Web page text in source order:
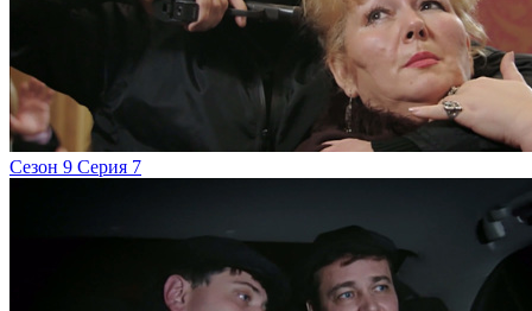
Сезон 9 Серия 7